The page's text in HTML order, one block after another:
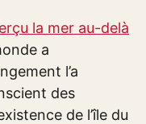
la mer au-delà
a
l’a
des
de l’île du